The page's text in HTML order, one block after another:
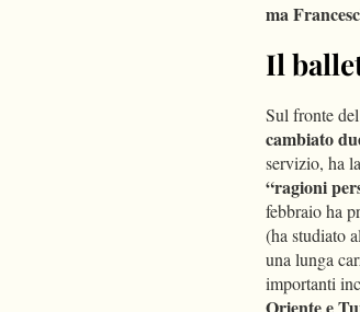
ma
Il
Sul fronte
cambiato
servizio, ha
“ragioni
febbraio ha
(ha studiato
una lunga
importanti